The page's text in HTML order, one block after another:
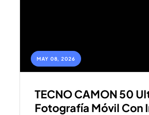
MAY 08, 2026
TECNO CAMON 50
Fotografía Móvil Con